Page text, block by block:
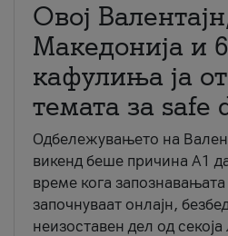
Овој
Македонија и
кафулиња ја
темата за safe
Одбележувањето на
викенд беше причина А1
време кога
започнуваат онлајн,
неизоставен дел од